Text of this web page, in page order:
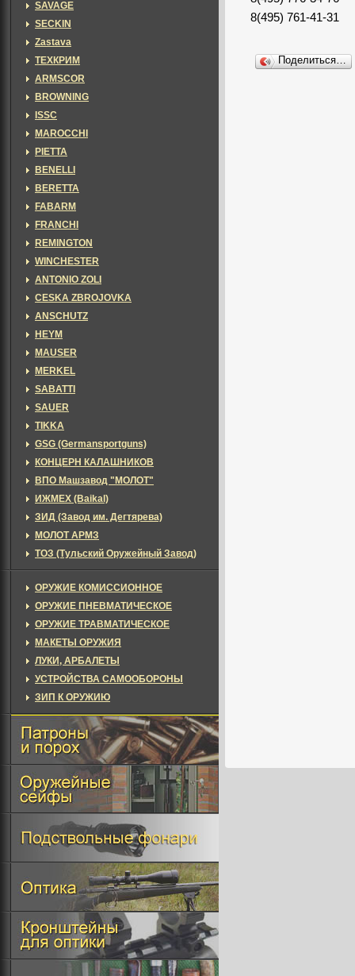
8(495) 761-41-31
Поделиться…
SAVAGE
SECKIN
Zastava
ТЕХКРИМ
ARMSCOR
BROWNING
ISSC
MAROCCHI
PIETTA
BENELLI
BERETTA
FABARM
FRANCHI
REMINGTON
WINCHESTER
ANTONIO ZOLI
CESKA ZBROJOVKA
ANSCHUTZ
HEYM
MAUSER
MERKEL
SABATTI
SAUER
TIKKA
GSG (Germansportguns)
КОНЦЕРН КАЛАШНИКОВ
ВПО Машзавод "МОЛОТ"
ИЖМЕХ (Baikal)
ЗИД (Завод им. Дегтярева)
МОЛОТ АРМЗ
ТОЗ (Тульский Оружейный Завод)
ОРУЖИЕ КОМИССИОННОЕ
ОРУЖИЕ ПНЕВМАТИЧЕСКОЕ
ОРУЖИЕ ТРАВМАТИЧЕСКОЕ
МАКЕТЫ ОРУЖИЯ
ЛУКИ, АРБАЛЕТЫ
УСТРОЙСТВА САМООБОРОНЫ
ЗИП К ОРУЖИЮ